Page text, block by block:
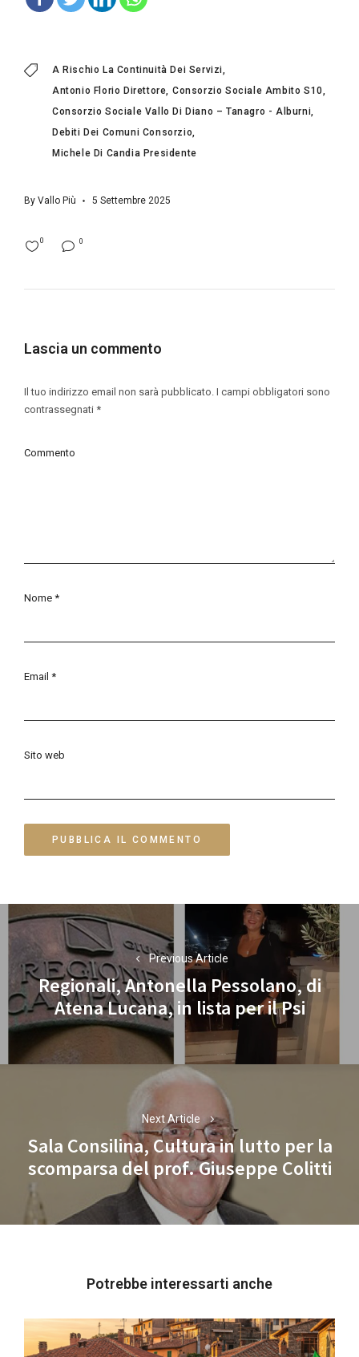
A Rischio La Continuità Dei Servizi
Antonio Florio Direttore Consorzio Sociale Ambito S10
Consorzio Sociale Vallo Di Diano – Tanagro - Alburni
Debiti Dei Comuni Consorzio
Michele Di Candia Presidente
By Vallo Più 5 Settembre 2025
0
0
Lascia un commento
Il tuo indirizzo email non sarà pubblicato. I campi obbligatori sono
contrassegnati *
Commento
Nome *
Email *
Sito web
Navigazione
articoli
Previous Article
Previous
post:
Regionali, Antonella Pessolano, di
Atena Lucana, in lista per il Psi
Next Article
Next
post:
Sala Consilina, Cultura in lutto per la
scomparsa del prof. Giuseppe Colitti
Potrebbe interessarti anche